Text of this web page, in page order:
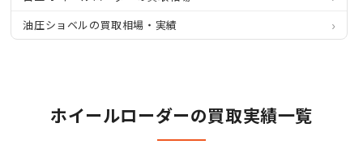
油圧ショベルの買取相場・実績
ホイールローダーの買取実績一覧